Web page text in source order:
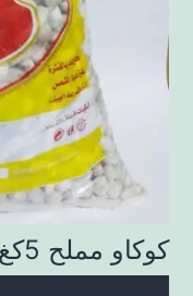
كوكاو مملح 5كغ